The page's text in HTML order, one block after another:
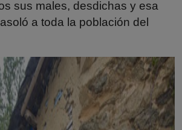
sus males, desdichas y esa
a toda la población del